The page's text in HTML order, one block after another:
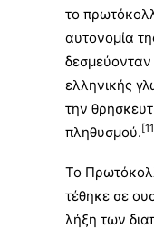
το
αυτονομία
δεσμεύονταν
ελληνικής
την
πληθυσμού.
Το
τέθηκε σε
λήξη των